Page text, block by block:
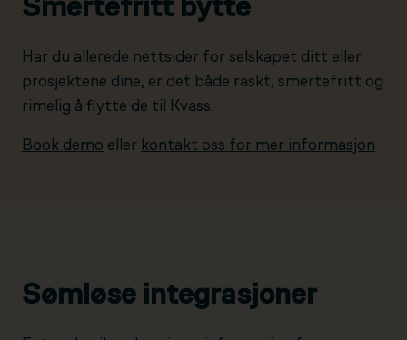
Smertefritt bytte
Har du allerede nettsider for selskapet ditt eller
prosjektene dine, er det både raskt, smertefritt og
rimelig å flytte de til Kvass.
Book demo eller kontakt oss for mer informasjon
Sømløse integrasjoner